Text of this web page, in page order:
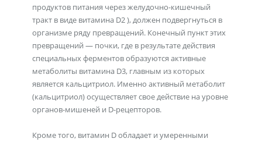
продуктов питания через желудочно-кишечный
тракт в виде витамина D2 ), должен подвергнуться в
организме ряду превращений. Конечный пункт этих
превращений — почки, где в результате действия
специальных ферментов образуются активные
метаболиты витамина D3, главным из которых
является кальцитриол. Именно активный метаболит
(кальцитриол) осуществляет свое действие на уровне
органов-мишеней и D-рецепторов.
Кроме того, витамин D обладает и умеренными